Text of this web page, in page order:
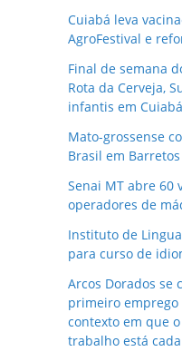
Cuiabá leva
AgroFestival e
Final de semana
Rota da Cerveja,
infantis em Cuiabá
Mato-grossense
Brasil em Barretos
Senai MT abre 60
operadores de
Instituto de
para curso de
Arcos Dorados se
primeiro
contexto em que
trabalho está